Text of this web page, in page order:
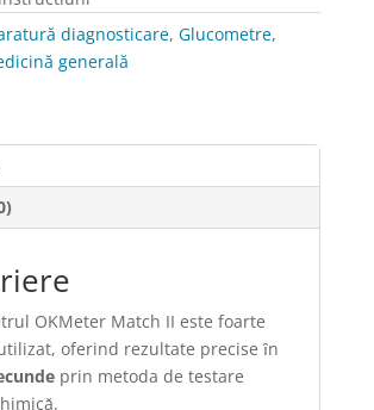
diagnosticare, Glucometre,
generală
OKMeter Match II este foarte
oferind rezultate precise ȋn
prin metoda de testare